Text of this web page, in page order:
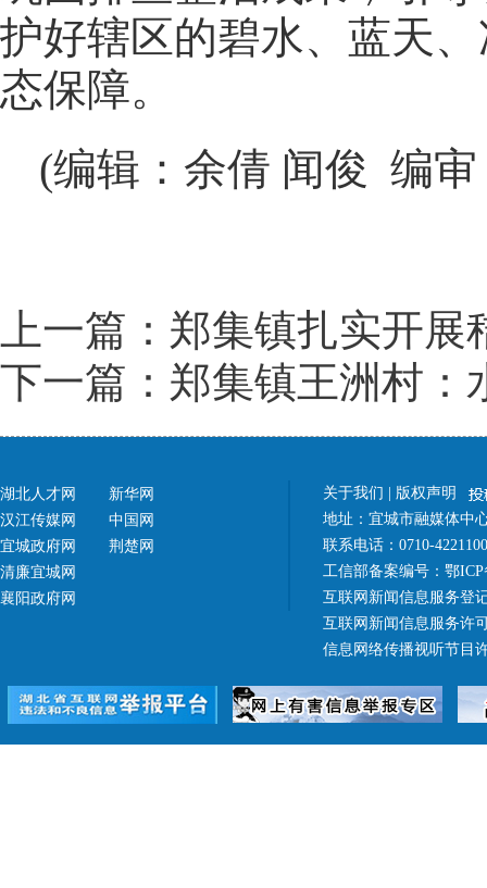
护好辖区的碧水、蓝天
态保障。
(编辑：余倩 闻俊 编
上一篇：郑集镇扎实开
下一篇：郑集镇王洲村：
湖北人才网
汉江传媒网
宜城政府网
清廉宜城网
襄阳政府网
新华网
中国网
荆楚网
关于我们
版权声明
地址：宜城市融媒体中
联系电话：0710-
工信部备案编号： 鄂ICP
互联网新闻信息服务登
互联网新闻信息服务许
信息网络传播视听节目